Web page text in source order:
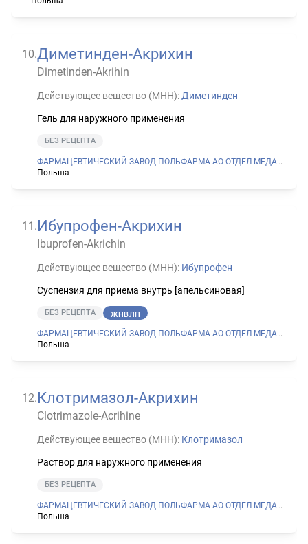
10.Диметинден-Акрихин
Dimetinden-Akrihin
Действующее вещество (МНН): Диметинден
Гель для наружного применения
БЕЗ РЕЦЕПТА
ФАРМАЦЕВТИЧЕСКИЙ ЗАВОД ПОЛЬФАРМА АО ОТДЕЛ МЕДАНА В СЕРАДЗЕ
Польша
11 .Ибупрофен-Акрихин
Ibuprofen-Akrichin
Действующее вещество (МНН): Ибупрофен
Суспензия для приема внутрь [апельсиновая]
БЕЗ РЕЦЕПТА ЖНВЛП
ФАРМАЦЕВТИЧЕСКИЙ ЗАВОД ПОЛЬФАРМА АО ОТДЕЛ МЕДАНА В СЕРАДЗЕ
Польша
12.Клотримазол-Акрихин
Clotrimazole-Acrihine
Действующее вещество (МНН): Клотримазол
Раствор для наружного применения
БЕЗ РЕЦЕПТА
ФАРМАЦЕВТИЧЕСКИЙ ЗАВОД ПОЛЬФАРМА АО ОТДЕЛ МЕДАНА В СЕРАДЗЕ
Польша